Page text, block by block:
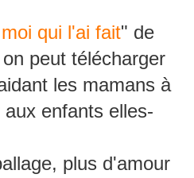
qui l'ai fait" de
peut télécharger
les mamans à
enfants elles-
plus d'amour